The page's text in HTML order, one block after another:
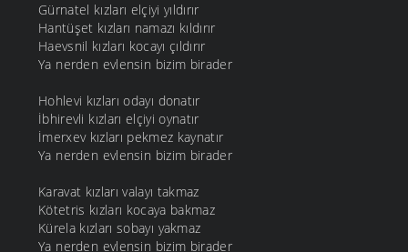
Gürnatel kızları elçiyi yıldırır
Hantüşet kızları namazı kıldırır
Haevsnil kızları kocayı çıldırır
Ya nerden evlensin bizim birader
Hohlevi kızları odayı donatır
İbhirevli kızları elçiyi oynatır
İmerxev kızları pekmez kaynatır
Ya nerden evlensin bizim birader
Karavat kızları valayı takmaz
Kötetris kızları kocaya bakmaz
Kürela kızları sobayı yakmaz
Ya nerden evlensin bizim birader